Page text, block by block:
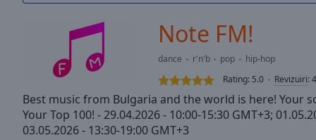
TypeLIVE
Seek to
live,
currently
Note FM!
dance r'n'b pop
hip-hop
Rating: 5.0 Revizuiri:4
Best music from Bulgaria and the world is here! Your
Your Top 100! - 29.04.2026 - 10:00-15:30 GMT+3;
03.05.2026 - 13:30-19:00 GMT+3